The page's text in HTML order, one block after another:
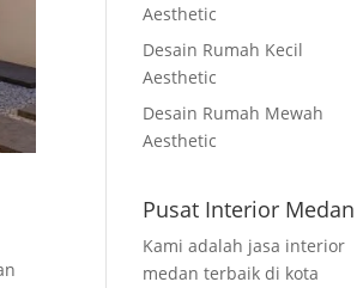
Aesthetic
Desain Rumah Kecil
Aesthetic
Desain Rumah Mewah
Aesthetic
Pusat Interior Medan
Kami adalah jasa interior
medan terbaik di kota